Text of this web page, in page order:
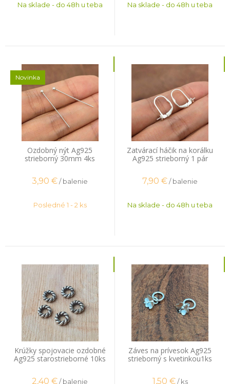
Na sklade - do 48h u teba Na sklade - do 48h u teba
Ozdobný nýt Ag925
strieborný 30mm 4ks
Novinka
3,90 €/ balenie
Posledné 1 - 2 ks
Zatvárací háčik na korálku
Ag925 strieborný 1 pár
7,90 €/ balenie
Na sklade - do 48h u teba
Krúžky spojovacie ozdobné
Ag925 starostrieborné 10ks
2,40 €/ balenie
Záves na prívesok Ag925
strieborný s kvetinkou1ks
1,50 € / ks